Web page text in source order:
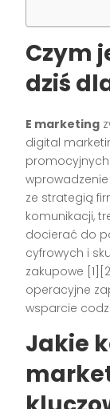
Czym
dziś
E marketing
digital
ze strategią
komunikacji,
docierać do
cyfrowych i
zakupowe
operacyjne
wsparcie
Jakie